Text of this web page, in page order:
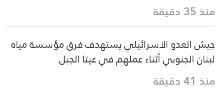
منذ 35 دقيقة
جيش العدو الاسرائيلي يستهدف فرق مؤسسة مياه
لبنان الجنوبي أثناء عملهم في عيتا الجبل
منذ 41 دقيقة